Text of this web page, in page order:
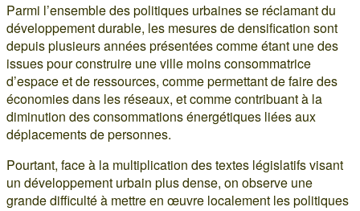
Parmi l’ensemble des politiques urbaines se réclamant du
développement durable, les mesures de densification sont
depuis plusieurs années présentées comme étant une des
issues pour construire une ville moins consommatrice
d’espace et de ressources, comme permettant de faire des
économies dans les réseaux, et comme contribuant à la
diminution des consommations énergétiques liées aux
déplacements de personnes.
Pourtant, face à la multiplication des textes législatifs visant
un développement urbain plus dense, on observe une
grande difficulté à mettre en œuvre localement les politiques